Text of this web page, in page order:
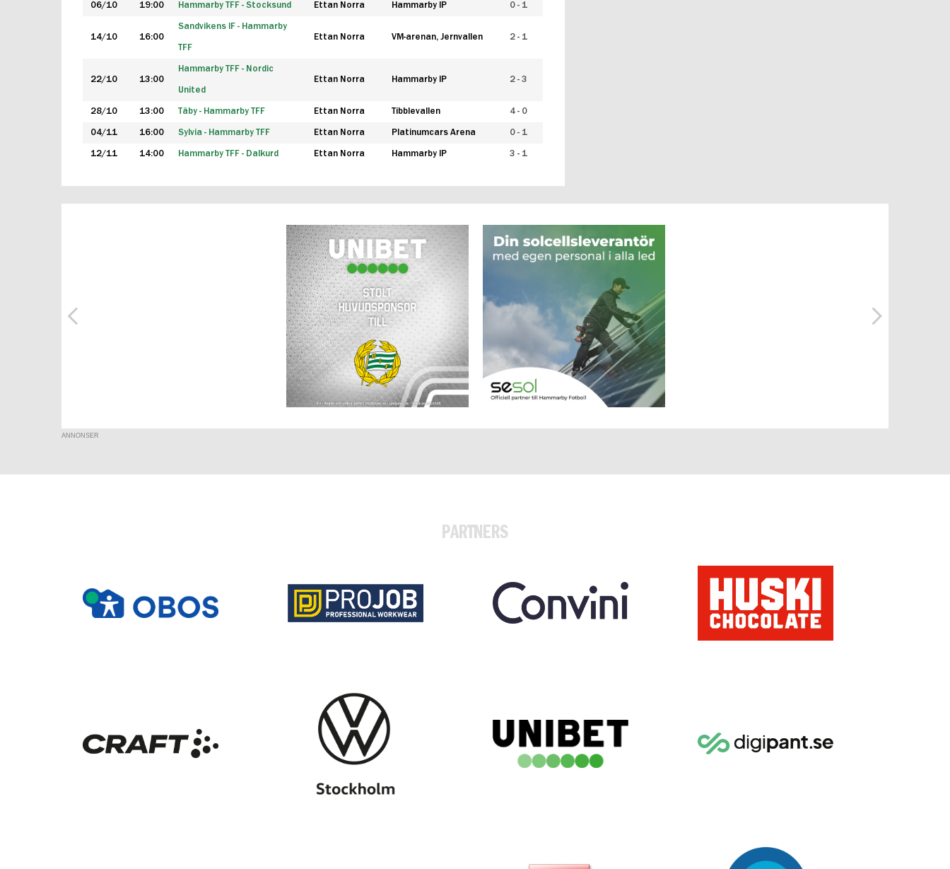
06/10 19:00 Hammarby TFF - Stocksund Ettan Norra Hammarby IP 0 - 1
14/10 16:00
Sandvikens IF - Hammarby
TFF
Ettan Norra VM-arenan, Jernvallen 2 - 1
22/10 13:00
Hammarby TFF - Nordic
United
Ettan Norra Hammarby IP 2 - 3
28/10 13:00 Täby - Hammarby TFF Ettan Norra Tibblevallen 4 - 0
04/11 16:00 Sylvia - Hammarby TFF Ettan Norra Platinumcars Arena 0 - 1
12/11 14:00 Hammarby TFF - Dalkurd Ettan Norra Hammarby IP 3 - 1
ANNONSER
PARTNERS